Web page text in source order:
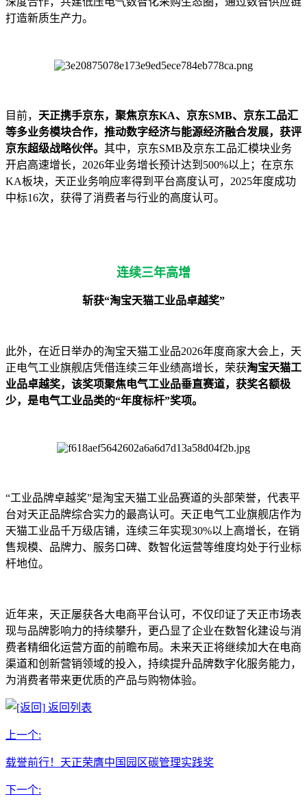
打造新质生产力。
目前， 天正携手京东，聚焦京东KA、京东SMB、京东工品汇
等多业务模块合作，推动数字经济与能源经济融合发展，获评
京东超级战略伙伴。 其中，京东SMB及京东工品汇模块业务
开启高速增长，2026年业务增长预计达到500%以上；在京东
KA板块，天正业务响应率得到平台高度认可，2025年度成功
中标16次，获得了消费者与行业的高度认可。
连续三年高增
斩获“淘宝天猫工业品卓越奖”
此外，在近日举办的淘宝天猫工业品2026年度商家大会上，天
正电气工业旗舰店凭借连续三年业绩高增长，荣获淘宝天猫工
业品卓越奖，该奖项聚焦电气工业品垂直赛道，获奖名额极
少，是电气工业品类的“年度标杆”奖项。
“工业品牌卓越奖”是淘宝天猫工业品赛道的头部荣誉，代表平
台对天正品牌综合实力的最高认可。天正电气工业旗舰店作为
天猫工业品千万级店铺，连续三年实现30%以上高增长，在销
售规模、品牌力、服务口碑、数智化运营等维度均处于行业标
杆地位。
近年来，天正屡获各大电商平台认可，不仅印证了天正市场表
现与品牌影响力的持续攀升，更凸显了企业在数智化建设与消
费者精细化运营方面的前瞻布局。未来天正将继续加大在电商
渠道和创新营销领域的投入，持续提升品牌数字化服务能力，
为消费者带来更优质的产品与购物体验。
返回列表
上一个:
载誉前行！天正荣膺中国园区碳管理实践奖
下一个: